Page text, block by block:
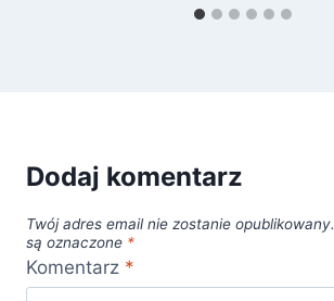
Dodaj komentarz
Twój adres email nie zostanie opublikowany.
są oznaczone *
Komentarz *